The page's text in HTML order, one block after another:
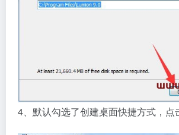
4、默认勾选了创建桌面快捷方式，点